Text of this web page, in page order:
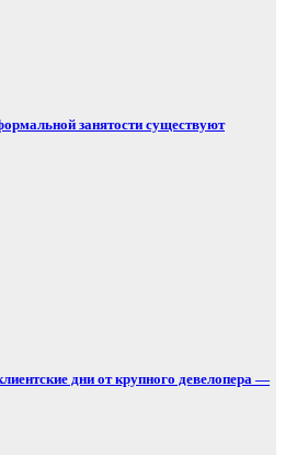
занятости существуют
дни от крупного девелопера —